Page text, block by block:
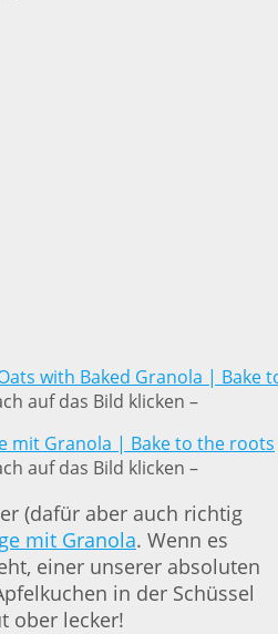
auf das Bild klicken –
auf das Bild klicken –
(dafür aber auch richtig
mit Granola. Wenn es
einer unserer absoluten
in der Schüssel
ober lecker!